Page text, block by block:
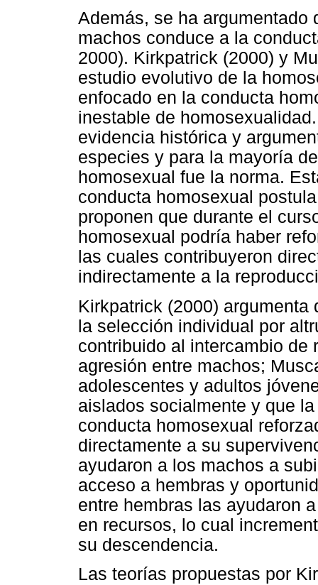
Además, se ha argumentado
machos conduce a la
2000). Kirkpatrick (2000) y
estudio evolutivo de la
enfocado en la conducta
inestable de
evidencia histórica y
especies y para la mayoría
homosexual fue la norma.
conducta homosexual
proponen que durante el
homosexual podría haber
las cuales contribuyeron
indirectamente a la
Kirkpatrick (2000)
la selección individual por
contribuido al intercambio de
agresión entre machos;
adolescentes y adultos
aislados socialmente y que
conducta homosexual
directamente a su
ayudaron a los machos a
acceso a hembras y
entre hembras las ayudaron
en recursos, lo cual
su descendencia.
Las teorías propuestas por